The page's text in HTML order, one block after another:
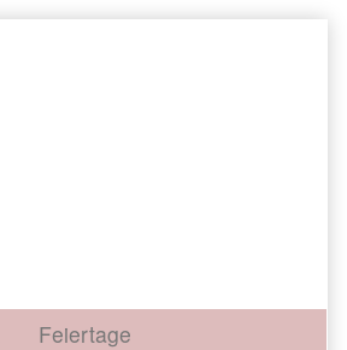
Feiertage